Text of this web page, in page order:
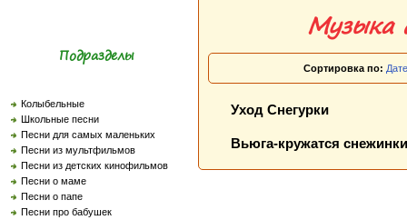
Подразделы
Колыбельные
Школьные песни
Песни для самых маленьких
Песни из мультфильмов
Песни из детских кинофильмов
Песни о маме
Песни о папе
Песни про бабушек
Музыка
Сортировка по: Дате
Уход Снегурки
Вьюга-кружатся снежинки